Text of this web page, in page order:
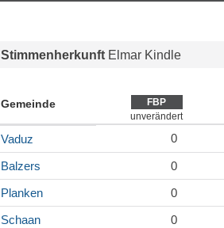
Stimmenherkunft Elmar Kindle
Gemeinde
FBP
unverändert
Vaduz 0
Balzers 0
Planken
0
Schaan
0